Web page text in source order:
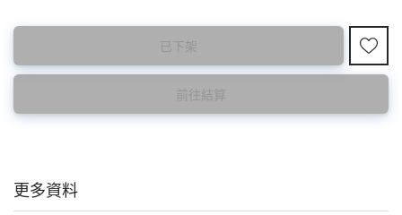
此為減價貨品
特價品不設退換，購買前請先確認所列出的尺碼是否合適。
已下架
前往結算
更多資料